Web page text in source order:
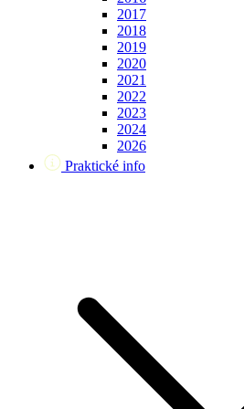
2017
2018
2019
2020
2021
2022
2023
2024
2026
Praktické info